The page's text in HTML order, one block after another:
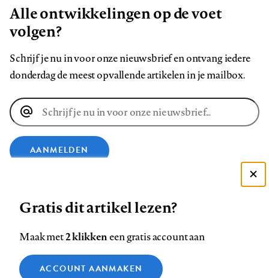
Alle ontwikkelingen op de voet
volgen?
Schrijf je nu in voor onze nieuwsbrief en ontvang iedere
donderdag de meest opvallende artikelen in je mailbox.
E-
mailadres
AANMELDEN
op
op
op
ons
op
Contact Colofon Disclaimer Privacy
Zie onze cookie policy
Gratis dit artikel lezen?
Maak met2 klikkeneen gratis account aan
ACCOUNT AANMAKEN